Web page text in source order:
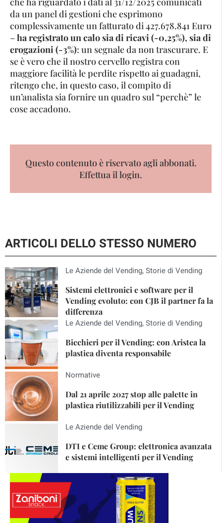
da un panel di gestioni che esprimono
complessivamente un fatturato di 427.678.841 Euro
–ha registrato un calo sia di ricavi (-0,25%), sia di
erogazioni (-3%): un segnale da non trascurare. E
se è vero che il nostro cervello registra con
maggiore facilità le perdite rispetto ai guadagni,
ritengo che, in questo caso, il compito di
un’analista sia fornire un quadro sul “perchè” le
cose accadono.
Questo contenuto è riservato agli abbonati.
Effettua il login.
ARTICOLI DELLO STESSO NUMERO
Le Aziende del Vending,Storie di Vending
Sistemi elettronici e software per il
Vending evoluto: con CJB il partner fa la
differenza
Le Aziende del Vending,Storie di Vending
Bicchieri per il Vending: con Aristea la
plastica diventa responsabile
Normative
Dal 21 aprile 2027 stop alle palette in
plastica riutilizzabili per il Vending
Le Aziende del Vending
DTI e Ceme Group: elettronica avanzata
e sistemi intelligenti per il Vending